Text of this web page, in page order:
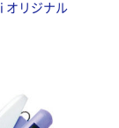
リジナル